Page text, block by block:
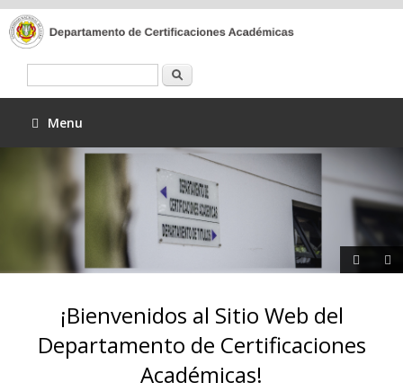
Menu
¡Bienvenidos al Sitio Web del
Departamento de Certificaciones
Académicas!